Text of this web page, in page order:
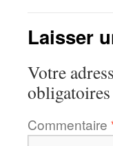
Laisser
Votre
Commentaire